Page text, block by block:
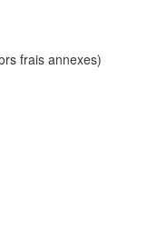
frais annexes)